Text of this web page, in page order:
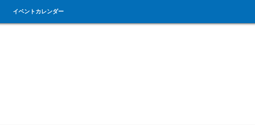
イベントカレンダー